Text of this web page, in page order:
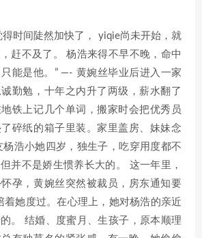
得时间陡然加快了， yiqie尚未开始，就
赶不及了。 杨浩来得不早不晚，命中
能是他。” —- 黄婉丝毕业后进入一家
勤勉，十年之内升了两级，薪水翻了
铁上记几个单词，搬家时会把优秀员
碎纸的箱子里装。家里盖房、妹妹念
浩小她四岁，独生子，吃穿用度都不
并不是娇生惯养长大的。 这一年里，
孕，黄婉丝突然被裁员，房东通知要
她度过。在心理上，她对杨浩的亲近
。 结婚、度蜜月、生孩子，原本顺理